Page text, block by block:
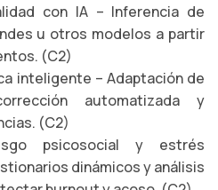
con IA – Inferencia de
u otros modelos a partir
(C2)
inteligente – Adaptación de
automatizada y
(C2)
psicosocial y estrés
dinámicos y análisis